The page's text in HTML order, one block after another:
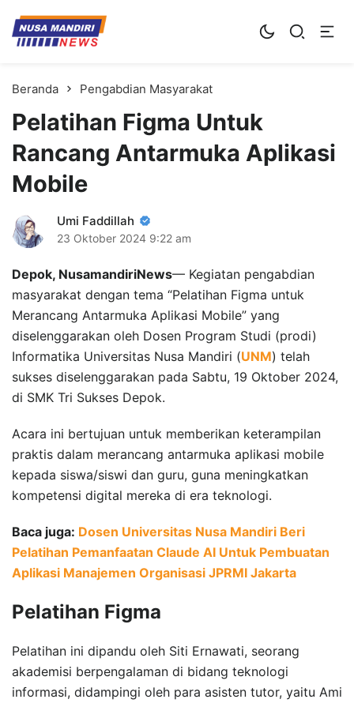
Kampus Digital Bisnis
Universitas Nusa Mandiri
Beranda Pengabdian Masyarakat
Pelatihan Figma Untuk
Rancang Antarmuka Aplikasi
Mobile
Umi Faddillah
23 Oktober 2024 9:22 am
Depok, NusamandiriNews— Kegiatan pengabdian
masyarakat dengan tema “Pelatihan Figma untuk
Merancang Antarmuka Aplikasi Mobile” yang
diselenggarakan oleh Dosen Program Studi (prodi)
Informatika Universitas Nusa Mandiri (UNM) telah
sukses diselenggarakan pada Sabtu, 19 Oktober 2024,
di SMK Tri Sukses Depok.
Acara ini bertujuan untuk memberikan keterampilan
praktis dalam merancang antarmuka aplikasi mobile
kepada siswa/siswi dan guru, guna meningkatkan
kompetensi digital mereka di era teknologi.
Baca juga: Dosen Universitas Nusa Mandiri Beri
Pelatihan Pemanfaatan Claude AI Untuk Pembuatan
Aplikasi Manajemen Organisasi JPRMI Jakarta
Pelatihan Figma
Pelatihan ini dipandu oleh Siti Ernawati, seorang
akademisi berpengalaman di bidang teknologi
informasi, didampingi oleh para asisten tutor, yaitu Ami